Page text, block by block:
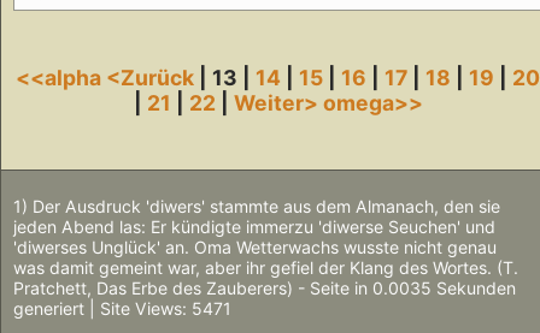
<<alpha <Zurück | 13 | 14 15 16 17 18 19
20
21 22 Weiter> omega>>
1) Der Ausdruck 'diwers' stammte aus dem Almanach, den sie
jeden Abend las: Er kündigte immerzu 'diwerse Seuchen' und
'diwerses Unglück' an. Oma Wetterwachs wusste nicht genau
was damit gemeint war, aber ihr gefiel der Klang des Wortes. (T.
Pratchett, Das Erbe des Zauberers) - Seite in 0.0035 Sekunden
generiert | Site Views: 5471